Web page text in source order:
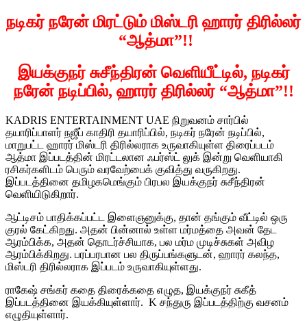
நடிகர் நரேன் மிரட்டும் மிஸ்டரி ஹாரர் திரில்லர்
“ஆத்மா”!!
இயக்குநர் சுசீந்திரன் வெளியீட்டில், நடிகர்
நரேன் நடிப்பில், ஹாரர் திரில்லர் “ஆத்மா”!!
KADRIS ENTERTAINMENT UAE நிறுவனம் சார்பில்
தயாரிப்பாளர் நஜீப் காதிரி தயாரிப்பில், நடிகர் நரேன் நடிப்பில்,
மாறுபட்ட ஹாரர் மிஸ்டரி திரில்லராக உருவாகியுள்ள திரைப்படம்
ஆத்மா இப்படத்தின் மிரட்டலான ஃபர்ஸ்ட் லுக் இன்று வெளியாகி
ரசிகர்களிடம் பெரும் வரவேற்பைக் குவித்து வருகிறது.
இப்படத்தினை தமிழகமெங்கும் பிரபல இயக்குநர் சுசீந்திரன்
வெளியிடுகிறார்.
ஆட்டிசம் பாதிக்கப்பட்ட இளைஞனுக்கு, தான் தங்கும் வீட்டில் ஒரு
குரல் கேட்கிறது. அதன் பின்னால் உள்ள மர்மத்தை அவன் தேட
ஆரம்பிக்க, அதன் தொடர்ச்சியாக, பல மர்ம முடிச்சுகள் அவிழ
ஆரம்பிக்கிறது. பரப்பரபான பல திருப்பங்களுடன், ஹாரர் கலந்த,
மிஸ்டரி திரில்லராக இப்படம் உருவாகியுள்ளது.
ராகேஷ் சங்கர் கதை திரைக்கதை எழுத, இயக்குநர் சுகீத்
இப்படத்தினை இயக்கியுள்ளார். K சந்துரு இப்படத்திற்கு வசனம்
எழுதியுள்ளார்.